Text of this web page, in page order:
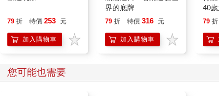
我隨薈和人員走出小房間。剛穿出短廊，一個等在牆邊的男孩就
失所了，不過接下去的我沒再注意。一個悲憤的人是不會關心什
麼旁枝末節的啊。
在靈堂前，我們母女三人依循指引站定。差不多就在這時候，老
到，近來卻頻頻出現在新聞當中，此刻，正以招牌式的高大身材
與燦爛白髮引得人們紛紛轉頭，驚訝地注視。兩、三個人神情敬
79 折 特價 253 元
加入購物車
界的底牌
79 折 特價 316 元
加入購物車
40
就
79 折
您可能也需要